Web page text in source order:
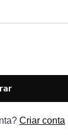
Criar conta